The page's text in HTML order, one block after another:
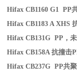
Hifax CB1160 G1 PP
Hifax CB1183 A XHS
Hifax CB131G PP ，未
Hifax CB158A抗撞击
Hifax CB237G PP共